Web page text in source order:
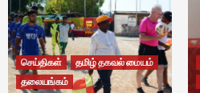
செய்திகள்
தமிழ் தகவல் மையம்
தலையங்கம்